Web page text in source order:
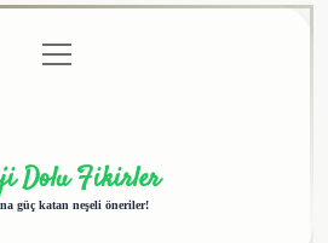
menüyü
aç
Dolu Fikirler
güç katan neşeli öneriler!